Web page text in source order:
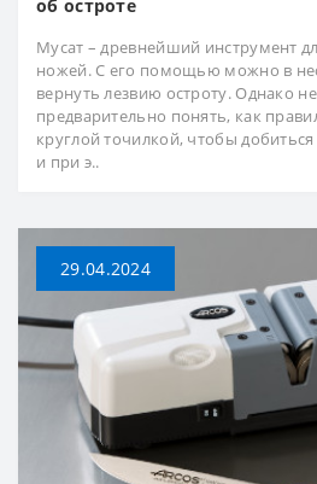
об остроте
Мусат – древнейший инструмент
ножей. С его помощью можно в
вернуть лезвию остроту. Однако
предварительно понять, как
круглой точилкой, чтобы
и при э..
29.04.2024